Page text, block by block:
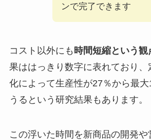
ンで完了できます
コスト以外にも 時間短縮という観
果ははっきり数字に表れており、
化によって生産性が27％から最
うるという研究結果もあります。
この浮いた時間を新商品の開発や